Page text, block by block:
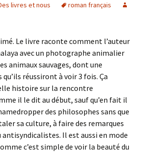
livres et nous
roman français
Le livre raconte comment l’auteur
avec un photographe animalier
animaux sauvages, dont une
réussiront à voir 3 fois. Ça
histoire sur la rencontre
il le dit au début, sauf qu’en fait il
des philosophes sans que
sa culture, à faire des remarques
antisyndicalistes. Il est aussi en mode
c’est simple de voir la beauté du